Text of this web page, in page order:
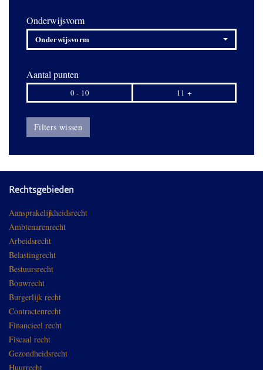
Onderwijsvorm
Onderwijsvorm
Aantal punten
0 - 10 11 +
Filters wissen
Rechtsgebieden
Aansprakelijkheidsrecht
Ambtenarenrecht
Arbeidsrecht
Belastingrecht
Bestuursrecht
Bouwrecht
Burgerlijk recht
Contractenrecht
Financieel recht
Fiscaal recht
Gezondheidsrecht
Huurrecht